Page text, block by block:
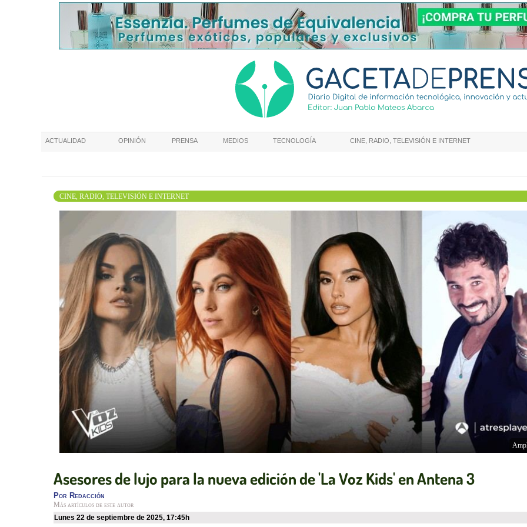
ACTUALIDAD OPINIÓN PRENSA MEDIOS TECNOLOGÍA CINE, RADIO, TELEVISIÓN E INTERNET
CINE, RADIO, TELEVISIÓN E INTERNET
Asesores de lujo para la nueva edición de 'La Voz Kids' en Antena 3
Por Redacción
Más artículos de este autor
lunes 22 de septiembre de 2025, 17:45h